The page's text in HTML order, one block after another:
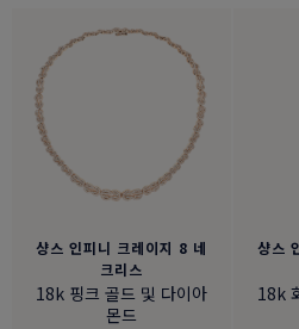
샹스 인피니 크레이지 8 네
크리스
18k 핑크 골드 및 다이아
몬드
샹스
18k